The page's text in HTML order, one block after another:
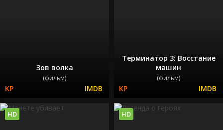
Зов волка
(фильм)
Терминатор 3: Восстание
машин
(фильм)
HD HD